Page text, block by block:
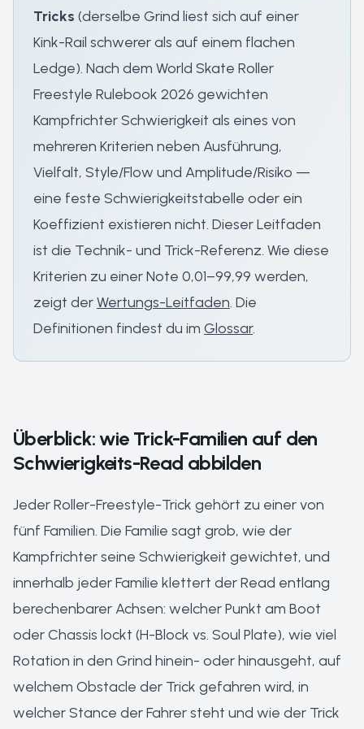
Tricks (derselbe Grind liest sich auf einer
Kink-Rail schwerer als auf einem flachen
Ledge). Nach dem World Skate Roller
Freestyle Rulebook 2026 gewichten
Kampfrichter Schwierigkeit als eines von
mehreren Kriterien neben Ausführung,
Vielfalt, Style/Flow und Amplitude/Risiko —
eine feste Schwierigkeitstabelle oder ein
Koeffizient existieren nicht. Dieser Leitfaden
ist die Technik- und Trick-Referenz. Wie diese
Kriterien zu einer Note 0,01–99,99 werden,
zeigt derWertungs-Leitfaden. Die
Definitionen findest du im Glossar.
Überblick: wie Trick-Familien auf den
Schwierigkeits-Read abbilden
Jeder Roller-Freestyle-Trick gehört zu einer von
fünf Familien. Die Familie sagt grob, wie der
Kampfrichter seine Schwierigkeit gewichtet, und
innerhalb jeder Familie klettert der Read entlang
berechenbarer Achsen: welcher Punkt am Boot
oder Chassis lockt (H-Block vs. Soul Plate), wie viel
Rotation in den Grind hinein- oder hinausgeht, auf
welchem Obstacle der Trick gefahren wird, in
welcher Stance der Fahrer steht und wie der Trick